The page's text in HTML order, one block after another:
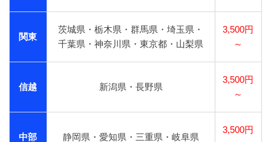
関東
茨城県・栃木県・群馬県・埼玉県・
千葉県・神奈川県・東京都・山梨県
3,500円
～
信越 新潟県・長野県
3,500円
～
中部 静岡県・愛知県・三重県・岐阜県
3,500円